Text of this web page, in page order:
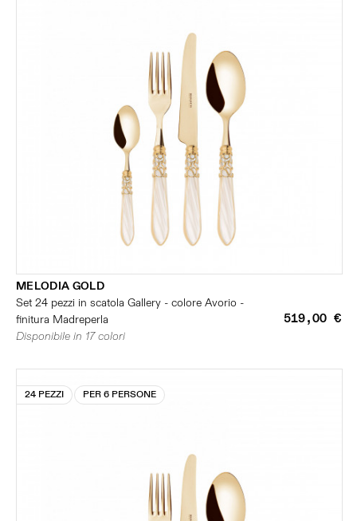
MELODIA GOLD
Set 24 pezzi in scatola Gallery - colore Avorio -
finitura Madreperla
519,00 €
Disponibile in 17 colori
24 PEZZI PER 6 PERSONE